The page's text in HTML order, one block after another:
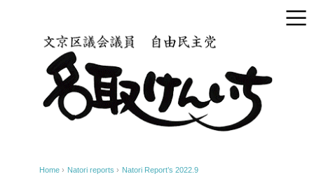
Home › Natori reports › Natori Report’s 2022.9